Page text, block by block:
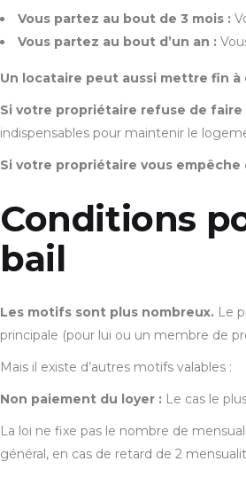
Vous partez au bout de 3 mois :
Vous partez au bout d’un an :
Un locataire peut aussi mettre fin
Si votre propriétaire refuse de faire
indispensables pour maintenir le
Si votre propriétaire vous
Conditions
bail
Les motifs sont plus nombreux. Le
principale (pour lui ou un membre de
Mais il existe d’autres motifs valables :
Non paiement du loyer : Le cas le
La loi ne fixe pas le nombre de
général, en cas de retard de 2